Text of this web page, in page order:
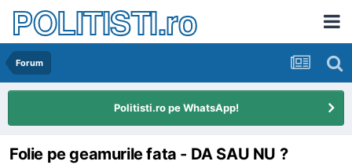
POLITISTI.ro
Forum
Politisti.ro pe WhatsApp!
Folie pe geamurile fata - DA SAU NU ?